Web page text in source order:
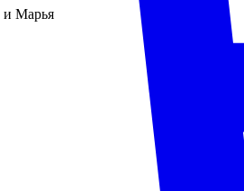
и Марья